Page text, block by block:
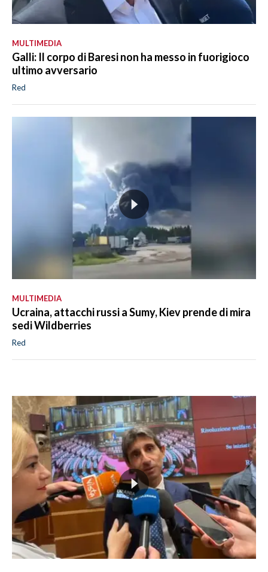
MULTIMEDIA
Galli: Il corpo di Baresi non ha messo in fuorigioco
ultimo avversario
Red
MULTIMEDIA
Ucraina, attacchi russi a Sumy, Kiev prende di mira
sedi Wildberries
Red